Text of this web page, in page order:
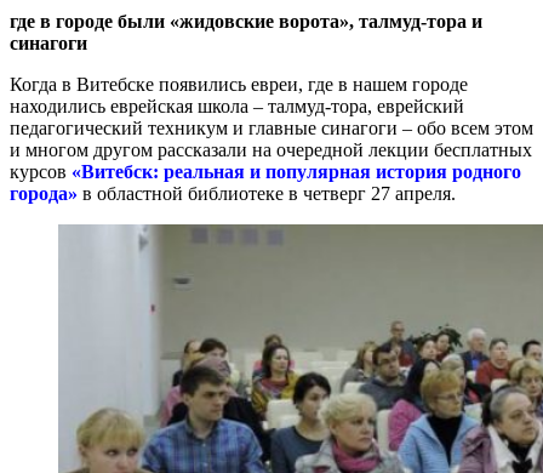
где в городе были «жидовские ворота», талмуд-тора и
синагоги
Когда в Витебске появились евреи, где в нашем городе
находились еврейская школа – талмуд-тора, еврейский
педагогический техникум и главные синагоги – обо всем этом
и многом другом рассказали на очередной лекции бесплатных
курсов «Витебск: реальная и популярная история родного
города» в областной библиотеке в четверг 27 апреля.